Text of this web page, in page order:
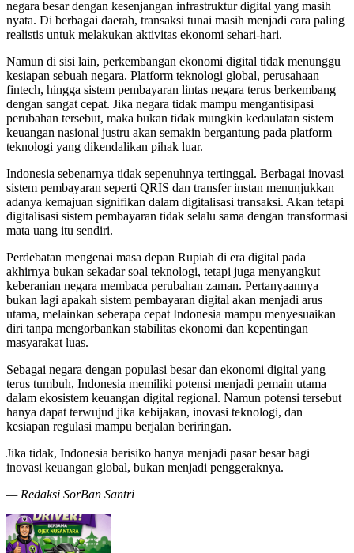
negara besar dengan kesenjangan infrastruktur digital yang masih
nyata. Di berbagai daerah, transaksi tunai masih menjadi cara paling
realistis untuk melakukan aktivitas ekonomi sehari-hari.
Namun di sisi lain, perkembangan ekonomi digital tidak menunggu
kesiapan sebuah negara. Platform teknologi global, perusahaan
fintech, hingga sistem pembayaran lintas negara terus berkembang
dengan sangat cepat. Jika negara tidak mampu mengantisipasi
perubahan tersebut, maka bukan tidak mungkin kedaulatan sistem
keuangan nasional justru akan semakin bergantung pada platform
teknologi yang dikendalikan pihak luar.
Indonesia sebenarnya tidak sepenuhnya tertinggal. Berbagai inovasi
sistem pembayaran seperti QRIS dan transfer instan menunjukkan
adanya kemajuan signifikan dalam digitalisasi transaksi. Akan tetapi
digitalisasi sistem pembayaran tidak selalu sama dengan transformasi
mata uang itu sendiri.
Perdebatan mengenai masa depan Rupiah di era digital pada
akhirnya bukan sekadar soal teknologi, tetapi juga menyangkut
keberanian negara membaca perubahan zaman. Pertanyaannya
bukan lagi apakah sistem pembayaran digital akan menjadi arus
utama, melainkan seberapa cepat Indonesia mampu menyesuaikan
diri tanpa mengorbankan stabilitas ekonomi dan kepentingan
masyarakat luas.
Sebagai negara dengan populasi besar dan ekonomi digital yang
terus tumbuh, Indonesia memiliki potensi menjadi pemain utama
dalam ekosistem keuangan digital regional. Namun potensi tersebut
hanya dapat terwujud jika kebijakan, inovasi teknologi, dan
kesiapan regulasi mampu berjalan beriringan.
Jika tidak, Indonesia berisiko hanya menjadi pasar besar bagi
inovasi keuangan global, bukan menjadi penggeraknya.
— Redaksi SorBan Santri